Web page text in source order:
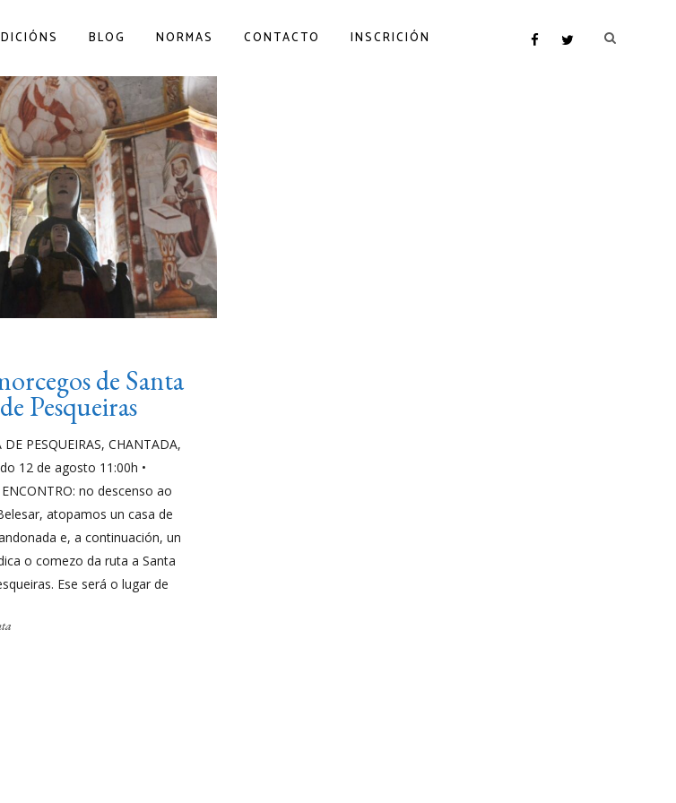
BLOG NORMAS CONTACTO INSCRICIÓN
de Santa
Pesqueiras
DE PESQUEIRAS, CHANTADA,
12 de agosto 11:00h •
no descenso ao
atopamos un casa de
e, a continuación, un
o comezo da ruta a Santa
Ese será o lugar de